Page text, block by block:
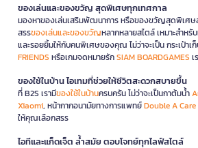
ของเล่นและของขวัญ สุดพิเศษทุกเทศกาล
มองหาของเล่นเสริมพัฒนาการ หรือของขวัญสุดพิเศษส
สรรของเล่นและของขวัญหลากหลายสไตล์ เหมาะสำห
และรอยยิ้มให้กับคนพิเศษของคุณ ไม่ว่าจะเป็น กระเป๋า
FRIENDS หรือเกมจดหมายรักSIAM BOARDGAMES เ
ของใช้ในบ้าน ไอเทมที่ช่วยให้ชีวิตสะดวกสบายขึ้น
ที่ B2S เรามีของใช้ในบ้านครบครัน ไม่ว่าจะเป็นกาต้มน้ำ
Xiaomi, หน้ากากอนามัยทางการแพทย์Double A Care
ให้คุณเลือกสรร
ไอทีและแก็ดเจ็ต ล้ำสมัย ตอบโจทย์ทุกไลฟ์สไตล์